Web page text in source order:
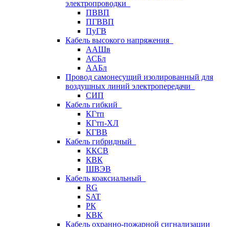
электропроводки
ПВВП
ПГВВП
ПуГВ
Кабель высокого напряжения
ААШв
АСБл
ААБл
Провод самонесущий изолированный для
воздушных линий электропередачи
СИП
Кабель гибкий
КГтп
КГтп-ХЛ
КГВВ
Кабель гибридный
ККСВ
КВК
ШВЭВ
Кабель коаксиальный
RG
SAT
РК
КВК
Кабель охранно-пожарной сигнализации